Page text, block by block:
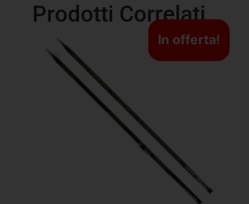
Prodotti Correlati
In offerta!